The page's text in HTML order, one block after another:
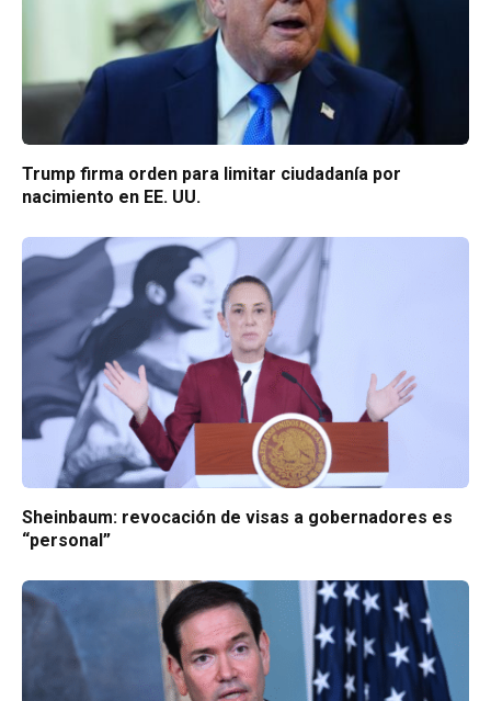
Trump firma orden para limitar ciudadanía por
nacimiento en EE. UU.
Sheinbaum: revocación de visas a gobernadores es
“personal”